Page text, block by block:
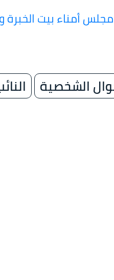
أمناء بيت الخبرة
الشخصية